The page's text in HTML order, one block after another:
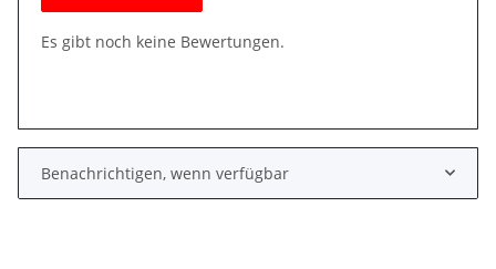
Es gibt noch keine Bewertungen.
Benachrichtigen, wenn verfügbar